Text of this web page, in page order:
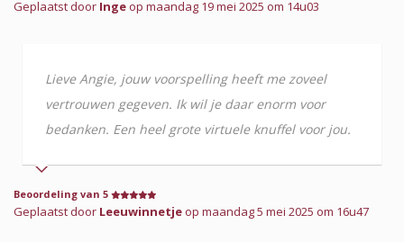
Geplaatst door Ingeop maandag 19 mei 2025 om 14u03
Lieve Angie, jouw voorspelling heeft me zoveel
vertrouwen gegeven. Ik wil je daar enorm voor
bedanken. Een heel grote virtuele knuffel voor jou.
Beoordeling van 5
Geplaatst door Leeuwinnetjeop maandag 5 mei 2025 om 16u47